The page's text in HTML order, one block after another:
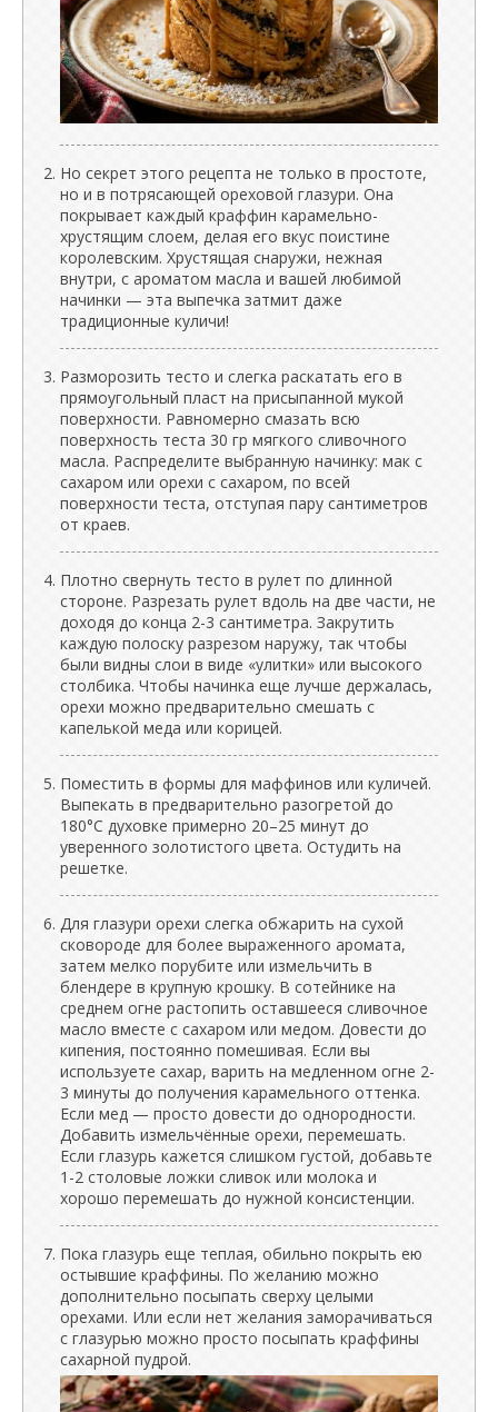
Но секрет этого рецепта не только в простоте,
но и в потрясающей ореховой глазури. Она
покрывает каждый краффин карамельно-
хрустящим слоем, делая его вкус поистине
королевским. Хрустящая снаружи, нежная
внутри, с ароматом масла и вашей любимой
начинки — эта выпечка затмит даже
традиционные куличи!
Разморозить тесто и слегка раскатать его в
прямоугольный пласт на присыпанной мукой
поверхности. Равномерно смазать всю
поверхность теста 30 гр мягкого сливочного
масла. Распределите выбранную начинку: мак с
сахаром или орехи с сахаром, по всей
поверхности теста, отступая пару сантиметров
от краев.
Плотно свернуть тесто в рулет по длинной
стороне. Разрезать рулет вдоль на две части, не
доходя до конца 2-3 сантиметра. Закрутить
каждую полоску разрезом наружу, так чтобы
были видны слои в виде «улитки» или высокого
столбика. Чтобы начинка еще лучше держалась,
орехи можно предварительно смешать с
капелькой меда или корицей.
Поместить в формы для маффинов или куличей.
Выпекать в предварительно разогретой до
180°C духовке примерно 20–25 минут до
уверенного золотистого цвета. Остудить на
решетке.
Для глазури орехи слегка обжарить на сухой
сковороде для более выраженного аромата,
затем мелко порубите или измельчить в
блендере в крупную крошку. В сотейнике на
среднем огне растопить оставшееся сливочное
масло вместе с сахаром или медом. Довести до
кипения, постоянно помешивая. Если вы
используете сахар, варить на медленном огне 2-
3 минуты до получения карамельного оттенка.
Если мед — просто довести до однородности.
Добавить измельчённые орехи, перемешать.
Если глазурь кажется слишком густой, добавьте
1-2 столовые ложки сливок или молока и
хорошо перемешать до нужной консистенции.
Пока глазурь еще теплая, обильно покрыть ею
остывшие краффины. По желанию можно
дополнительно посыпать сверху целыми
орехами. Или если нет желания заморачиваться
с глазурью можно просто посыпать краффины
сахарной пудрой.